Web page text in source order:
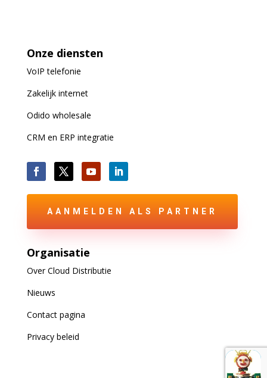
Onze diensten
VoIPtelefonie
Zakelijk internet
Odido wholesale
CRM en ERP integratie
AANMELDEN ALS PARTNER
Organisatie
Over Cloud Distributie
Nieuws
Contact pagina
Privacy beleid